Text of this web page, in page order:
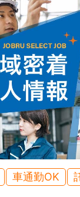
車通勤OK